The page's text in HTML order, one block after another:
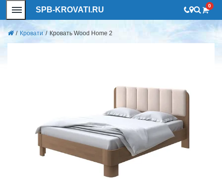
SPB-KROVATI.RU 0
/ Кровати / Кровать Wood Home 2